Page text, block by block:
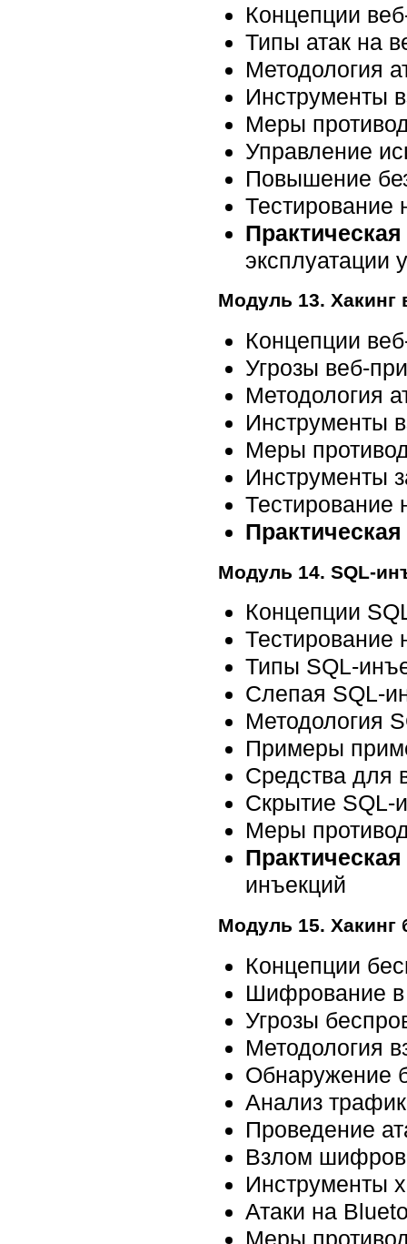
Концепции
Типы атак на
Методология
Инструменты
Меры
Управление
Повышение
Тестирование
эксплуатации
Модуль 13. Хакинг
Концепции
Угрозы веб-
Методология
Инструменты
Меры
Инструменты
Тестирование
Модуль 14. SQL-
Концепции
Тестирование
Типы SQL-
Слепая SQL-
Методология
Примеры
Средства для
Скрытие SQL-
Меры
инъекций
Модуль 15. Хакинг
Концепции
Шифрование в
Угрозы
Методология
Обнаружение
Анализ
Проведение
Взлом
Инструменты
Атаки на
Меры